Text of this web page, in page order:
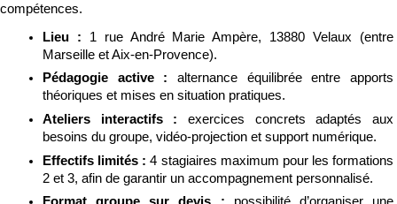
compétences.
Lieu : 1 rue André Marie Ampère, 13880 Velaux (entre
Marseille et Aix-en-Provence).
Pédagogie active : alternance équilibrée entre apports
théoriques et mises en situation pratiques.
Ateliers interactifs : exercices concrets adaptés aux
besoins du groupe, vidéo-projection et support numérique.
Effectifs limités : 4 stagiaires maximum pour les formations
2 et 3, afin de garantir un accompagnement personnalisé.